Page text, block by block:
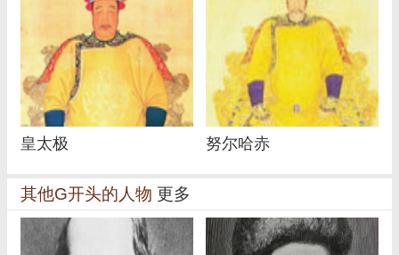
皇太极 努尔哈赤
其他G开头的人物 更多